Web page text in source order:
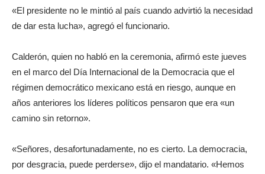
«El presidente no le mintió al país cuando advirtió la necesidad
de dar esta lucha», agregó el funcionario.
Calderón, quien no habló en la ceremonia, afirmó este jueves
en el marco del Día Internacional de la Democracia que el
régimen democrático mexicano está en riesgo, aunque en
años anteriores los líderes políticos pensaron que era «un
camino sin retorno».
«Señores, desafortunadamente, no es cierto. La democracia,
por desgracia, puede perderse», dijo el mandatario. «Hemos